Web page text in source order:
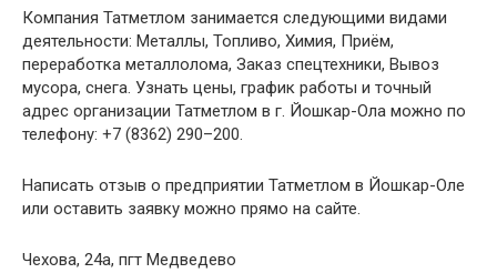
Компания Татметлом занимается следующими видами
деятельности: Металлы, Топливо, Химия, Приём,
переработка металлолома, Заказ спецтехники, Вывоз
мусора, снега. Узнать цены, график работы и точный
адрес организации Татметлом в г. Йошкар-Ола можно по
телефону: +7 (8362) 290–200.
Написать отзыв о предприятии Татметлом в Йошкар-Оле
или оставить заявку можно прямо на сайте.
Чехова, 24а, пгт Медведево